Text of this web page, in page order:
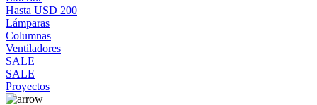
Hasta USD 200
Lámparas
Columnas
Ventiladores
SALE
SALE
Proyectos